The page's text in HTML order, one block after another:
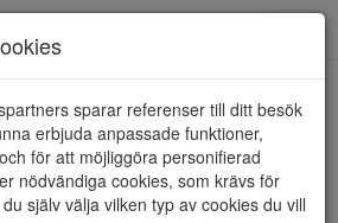
sparar referenser till ditt besök
erbjuda anpassade funktioner,
för att möjliggöra personifierad
nödvändiga cookies, som krävs för
själv välja vilken typ av cookies du vill